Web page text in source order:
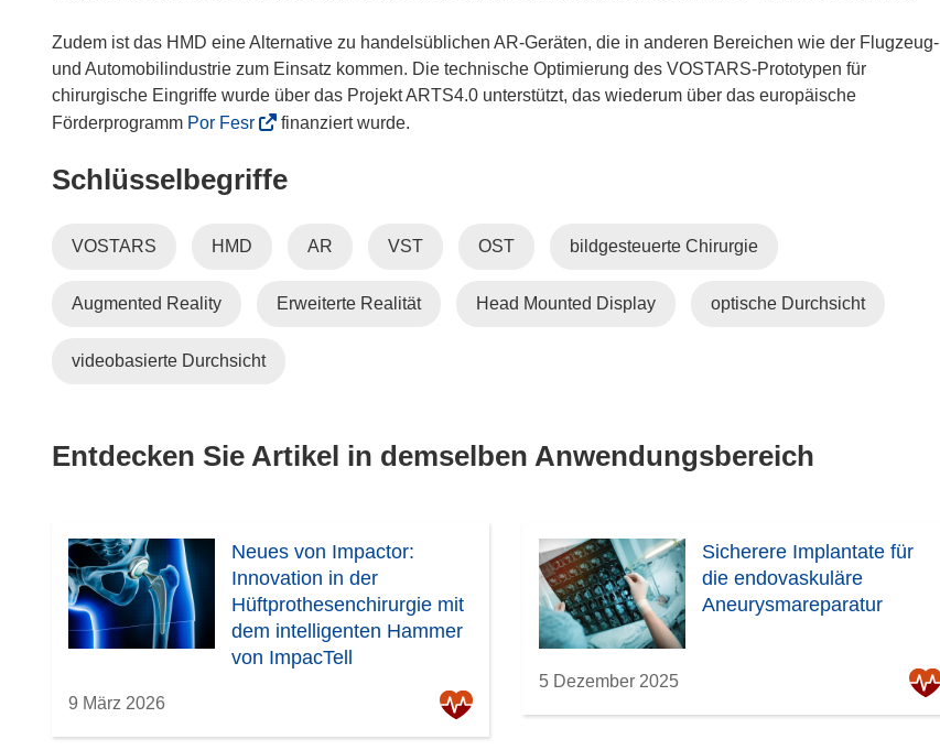
n
Zudem ist das HMD eine Alternative zu handelsüblichen AR-Geräten, die in anderen Bereichen wie der Flugzeug-
und Automobilindustrie zum Einsatz kommen. Die technische Optimierung des VOSTARS-Prototypen für
chirurgische Eingriffe wurde über das Projekt ARTS4.0 unterstützt, das wiederum über das europäische
Förderprogramm Por Fesr(
f
n
m
n
s
t
e
r
finanziert wurde.
Schlüsselbegriffe
VOSTARS HMD AR VST OST bildgesteuerte Chirurgie
Augmented Reality Erweiterte Realität Head Mounted Display optische Durchsicht
videobasierte Durchsicht
Entdecken Sie Artikel in demselben Anwendungsbereich
Neues von Impactor:
Innovation in der
Hüftprothesenchirurgie mit
dem intelligenten Hammer
von ImpacTell
9 März 2026
Sicherere Implantate für
die endovaskuläre
Aneurysmareparatur
5 Dezember 2025